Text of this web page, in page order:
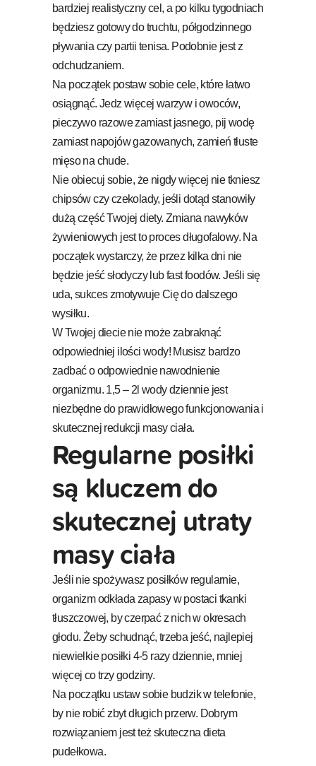
bardziej realistyczny cel, a po kilku tygodniach
będziesz gotowy do truchtu, półgodzinnego
pływania czy partii tenisa. Podobnie jest z
odchudzaniem.
Na początek postaw sobie cele, które łatwo
osiągnąć. Jedz więcej warzyw i owoców,
pieczywo razowe zamiast jasnego, pij wodę
zamiast napojów gazowanych, zamień tłuste
mięso na chude.
Nie obiecuj sobie, że nigdy więcej nie tkniesz
chipsów czy czekolady, jeśli dotąd stanowiły
dużą część Twojej diety. Zmiana nawyków
żywieniowych jest to proces długofalowy. Na
początek wystarczy, że przez kilka dni nie
będzie jeść słodyczy lub fast foodów. Jeśli się
uda, sukces zmotywuje Cię do dalszego
wysiłku.
W Twojej diecie nie może zabraknąć
odpowiedniej ilości wody! Musisz bardzo
zadbać o odpowiednie nawodnienie
organizmu. 1,5 – 2l wody dziennie jest
niezbędne do prawidłowego funkcjonowania i
skutecznej redukcji masy ciała.
Regularne posiłki
są kluczem do
skutecznej utraty
masy ciała
Jeśli nie spożywasz posiłków regularnie,
organizm odkłada zapasy w postaci tkanki
tłuszczowej, by czerpać z nich w okresach
głodu. Żeby schudnąć, trzeba jeść, najlepiej
niewielkie posiłki 4-5 razy dziennie, mniej
więcej co trzy godziny.
Na początku ustaw sobie budzik w telefonie,
by nie robić zbyt długich przerw. Dobrym
rozwiązaniem jest też skuteczna dieta
pudełkowa.